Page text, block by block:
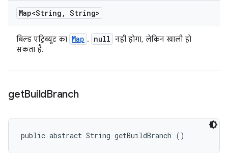
Map<String , String>
बिल्ड एट्रिब्यूट का Map . null नहीं होगा, लेकिन खाली हो
सकता है.
getBuildBranch
public abstract String getBuildBranch ()